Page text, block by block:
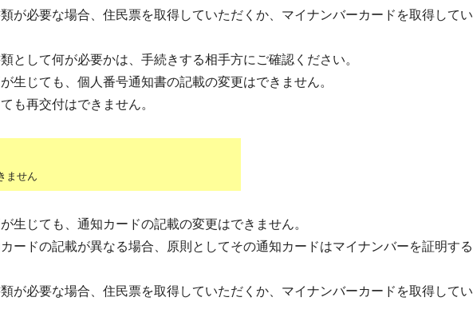
が必要な場合、住民票を取得していただくか、マイナンバーカードを取得してい
として何が必要かは、手続きする相手方にご確認ください。
生じても、個人番号通知書の記載の変更はできません。
も再交付はできません。
ません
生じても、通知カードの記載の変更はできません。
ードの記載が異なる場合、原則としてその通知カードはマイナンバーを証明する
が必要な場合、住民票を取得していただくか、マイナンバーカードを取得してい